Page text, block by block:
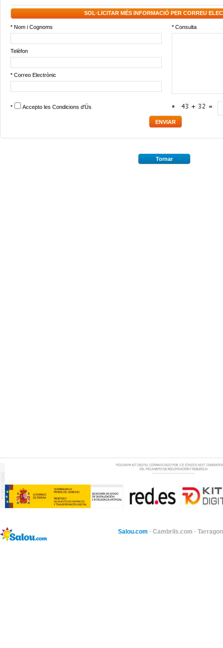
SOL·LICITAR MÉS INFORMACIÓ PER CORREU
* Nom i Cognoms * Consulta
Telèfon
* Correo Electrònic
* Accepto les Condicions d'Ús *
Tornar
Salou.com · Cambrils.com ·